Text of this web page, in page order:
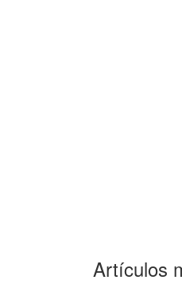
Artículos